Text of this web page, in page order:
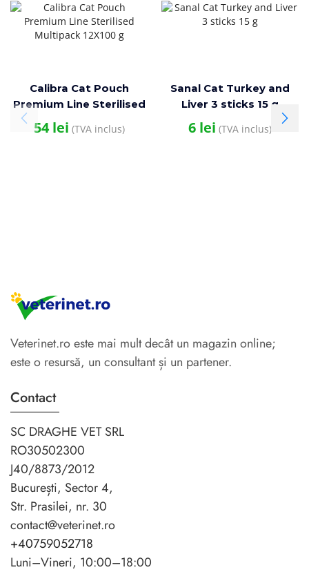
Calibra Cat Pouch
Premium Line Sterilised
Multipack 12X100 g
54lei (TVA inclus)
Sanal Cat Turkey and
Liver 3 sticks 15 g
6 lei (TVA inclus)
Veterinet.ro este mai mult decât un magazin online;
este o resursă, un consultant și un partener.
Contact
SC DRAGHE VET SRL
RO30502300
J40/8873/2012
București, Sector 4,
Str. Prasilei, nr. 30
contact@veterinet.ro
+40759052718
Luni–Vineri, 10:00–18:00